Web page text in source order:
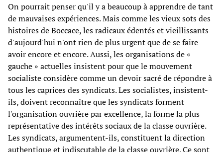
On pourrait penser qu'il y a beaucoup à apprendre de tant
de mauvaises expériences. Mais comme les vieux sots des
histoires de Boccace, les radicaux édentés et vieillissants
d'aujourd'hui n'ont rien de plus urgent que de se faire
avoir encore et encore. Aussi, les organisations de «
gauche » actuelles insistent pour que le mouvement
socialiste considère comme un devoir sacré de répondre à
tous les caprices des syndicats. Les socialistes, insistent-
ils, doivent reconnaître que les syndicats forment
l'organisation ouvrière par excellence, la forme la plus
représentative des intérêts sociaux de la classe ouvrière.
Les syndicats, argumentent-ils, constituent la direction
authentique et indiscutable de la classe ouvrière. Ce sont